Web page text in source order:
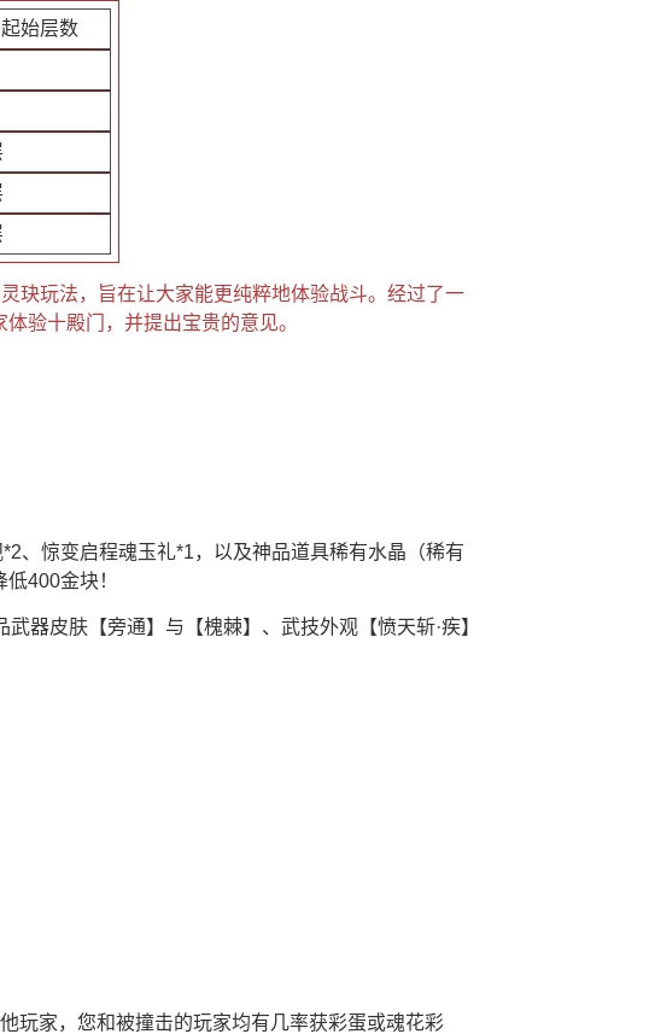
始层数
玦玩法，旨在让大家能更纯粹地体验战斗。经过了一
验十殿门，并提出宝贵的意见。
、惊变启程魂玉礼*1，以及神品道具稀有水晶（稀有
400金块！
器皮肤【旁通】与【槐棘】、武技外观【愤天斩·疾】
玩家，您和被撞击的玩家均有几率获彩蛋或魂花彩